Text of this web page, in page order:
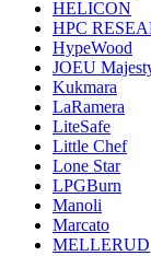
HELICON
HPC
HypeWood
JOEU
Kukmara
LaRamera
LiteSafe
Little Chef
Lone Star
LPGBurn
Manoli
Marcato
MELLERUD